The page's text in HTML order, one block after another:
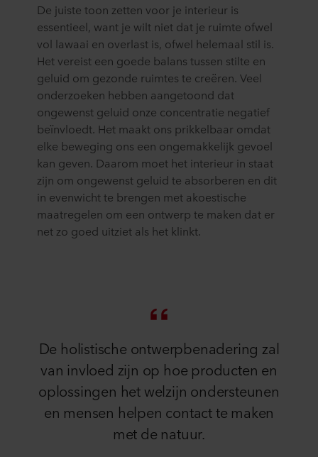
De juiste toon zetten voor je interieur is
essentieel, want je wilt niet dat je ruimte ofwel
vol lawaai en overlast is, ofwel helemaal stil is.
Het vereist een goede balans tussen stilte en
geluid om gezonde ruimtes te creëren. Veel
onderzoeken hebben aangetoond dat
ongewenst geluid onze concentratie negatief
beïnvloedt. Het maakt ons prikkelbaar omdat
elke beweging ons een ongemakkelijk gevoel
kan geven. Daarom moet het interieur in staat
zijn om ongewenst geluid te absorberen en dit
in evenwicht te brengen met akoestische
maatregelen om een ontwerp te maken dat er
net zo goed uitziet als het klinkt.
De holistische ontwerpbenadering zal
van invloed zijn op hoe producten en
oplossingen het welzijn ondersteunen
en mensen helpen contact te maken
met de natuur.